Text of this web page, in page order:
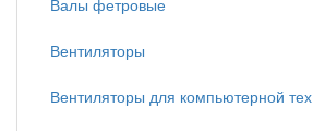
Валы фетровые
Вентиляторы
Вентиляторы для компьютерной тех